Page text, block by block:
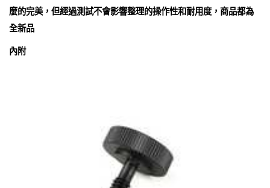
麼的完美，但經過測試不會影響整理的操作性和耐用度，商品都為
全新品
內附